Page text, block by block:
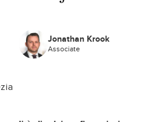
Jonathan Krook
Associate